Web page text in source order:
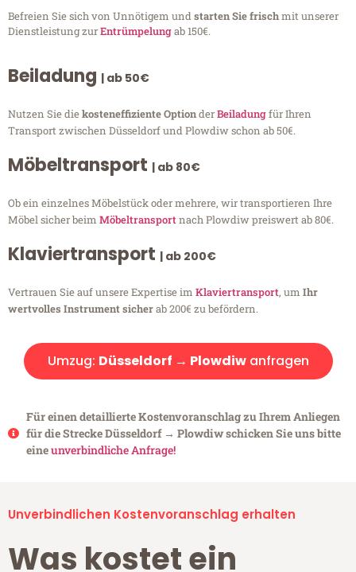
Befreien Sie sich von Unnötigem undstarten Sie frischmit unserer
Dienstleistung zurEntrümpelungab 150€.
Beiladung | ab 50€
Nutzen Sie diekosteneffiziente OptionderBeiladungfür Ihren
Transport zwischen Düsseldorf und Plowdiw schon ab 50€.
Möbeltransport | ab 80€
Ob ein einzelnes Möbelstück oder mehrere, wir transportieren Ihre
Möbel sicher beim Möbeltransportnach Plowdiw preiswert ab 80€.
Klaviertransport | ab 200€
Vertrauen Sie auf unsere Expertise im Klaviertransport, um Ihr
wertvolles Instrument sicherab 200€ zu befördern.
Umzug: Düsseldorf → Plowdiwanfragen
Für einen detaillierte Kostenvoranschlag zu Ihrem Anliegen
für die Strecke Düsseldorf → Plowdiw schicken Sie uns bitte
eineunverbindliche Anfrage!
Unverbindlichen Kostenvoranschlag erhalten
Was kostet ein